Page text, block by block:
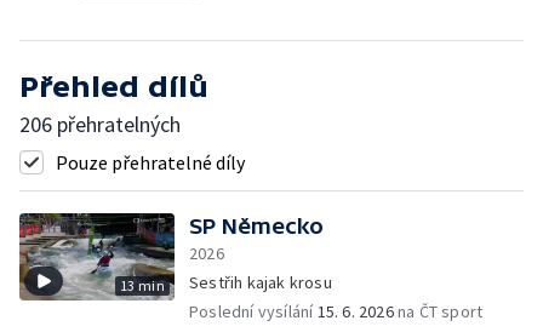
Přehled dílů
206 přehratelných
Pouze přehratelné díly
13 min
SP Německo
2026
Sestřih kajak krosu
Poslední vysílání15. 6. 2026na ČT sport